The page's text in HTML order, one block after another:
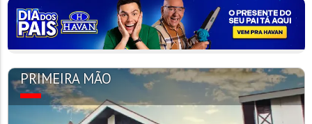
PRIMEIRA MÃO